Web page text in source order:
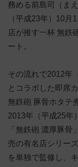
務める前島司（ま
（平成23年）10月
店が推す一杯 無鉄
ート。
その流れで2012年
とコラボした即席
無鉄砲 豚骨ホタテ
2013年（平成25年
「無鉄砲 濃厚豚
売の有名店シリー
を単独で監修し、